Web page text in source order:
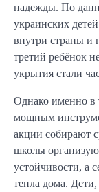
надежды. По
украинских
внутри страны и
третий ребёнок
укрытия стали
Однако именно в
мощным
акции собирают
школы
устойчивости, а
тепла дома.